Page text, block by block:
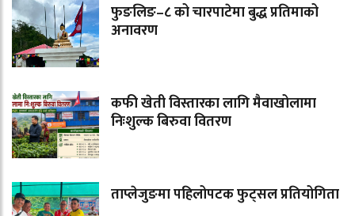
फुङलिङ–८ को चारपाटेमा बुद्ध प्रतिमाको
अनावरण
कफी खेती विस्तारका लागि मैवाखोलामा
निःशुल्क बिरुवा वितरण
ताप्लेजुङमा पहिलोपटक फुट्सल प्रतियोगिता